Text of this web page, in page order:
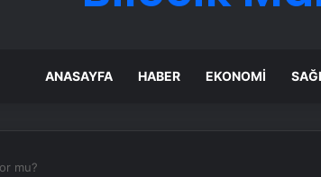
ANASAYFA HABER EKONOMI
mu?